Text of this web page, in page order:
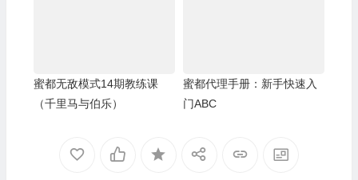
蜜都无敌模式14期教练课
（千里马与伯乐）
蜜都代理手册：新手快速入
门ABC